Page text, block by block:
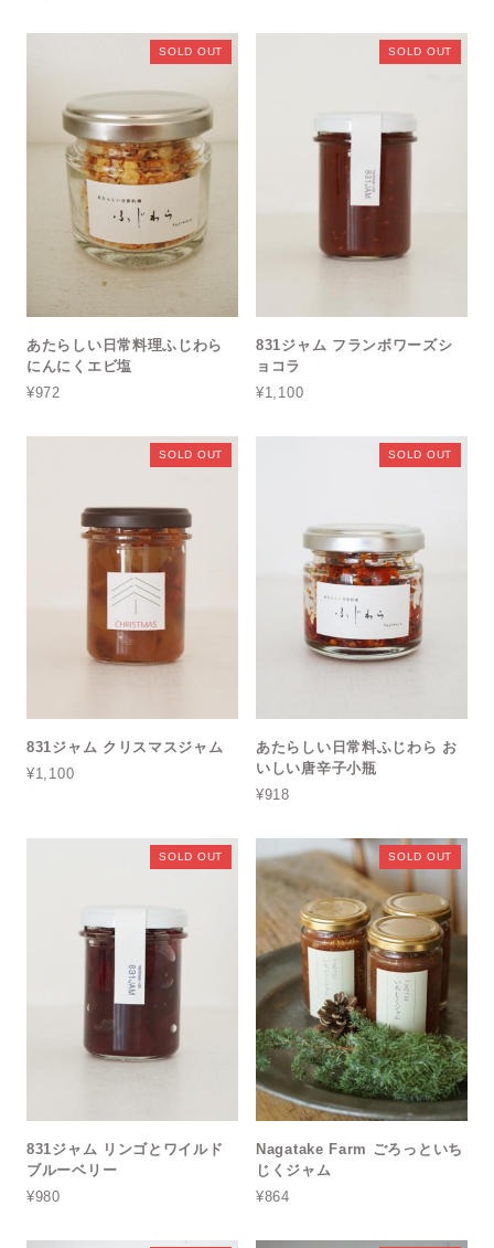
SOLD OUT
あたらしい日常料理ふじわら
にんにくエビ塩
¥972
SOLD OUT
831ジャム フランボワーズシ
ョコラ
¥1,100
SOLD OUT
831ジャム クリスマスジャム
¥1,100
SOLD OUT
あたらしい日常料ふじわら お
いしい唐辛子小瓶
¥918
SOLD OUT
831ジャム リンゴとワイルド
ブルーベリー
¥980
SOLD OUT
Nagatake Farm ごろっといち
じくジャム
¥864